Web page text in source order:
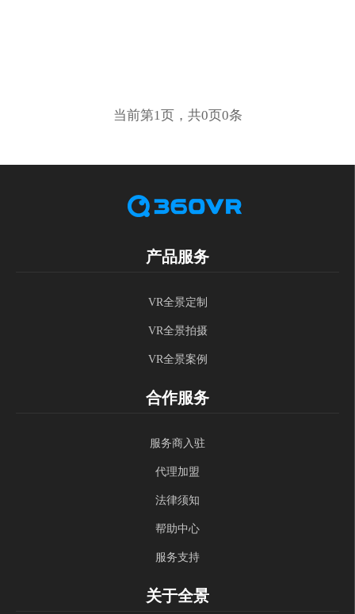
当前第1页，共0页0条
产品服务
VR全景定制
VR全景拍摄
VR全景案例
合作服务
服务商入驻
代理加盟
法律须知
帮助中心
服务支持
关于全景